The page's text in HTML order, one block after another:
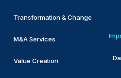
Transformation & Change
M&A Services
Value Creation